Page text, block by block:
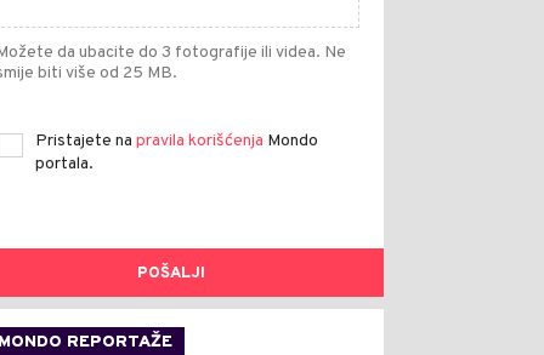
da ubacite do 3 fotografije ili videa. Ne
biti više od 25 MB.
Pristajete na pravila korišćenja Mondo
portala.
POŠALJI
MONDO REPORTAŽE